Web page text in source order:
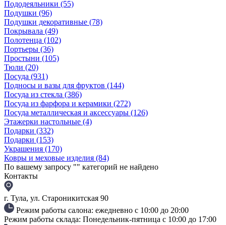
Пододеяльники (55)
Подушки (96)
Подушки декоративные (78)
Покрывала (49)
Полотенца (102)
Портьеры (36)
Простыни (105)
Тюли (20)
Посуда (931)
Подносы и вазы для фруктов (144)
Посуда из стекла (386)
Посуда из фарфора и керамики (272)
Посуда металлическая и аксессуары (126)
Этажерки настольные (4)
Подарки (332)
Подарки (153)
Украшения (170)
Ковры и меховые изделия (84)
По вашему запросу "" категорий не найдено
Контакты
г. Тула, ул. Староникитская 90
Режим работы салона: ежедневно с 10:00 до 20:00
Режим работы склада: Понедельник-пятница с 10:00 до 17:00